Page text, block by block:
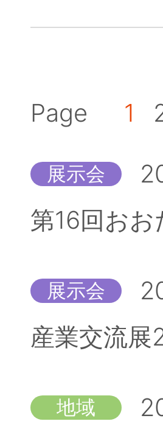
Page 1
展示会
第16回お
展示会
産業交流
地域